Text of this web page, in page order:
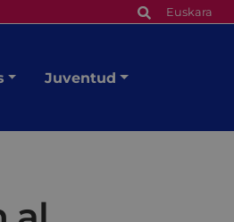
Euskara
Juventud